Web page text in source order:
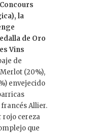
la
de Oro
Vins
de
(20%),
envejecido
Allier.
rojo cereza
que